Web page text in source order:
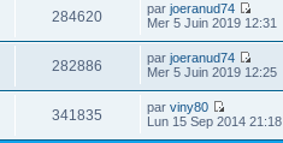
284620 parjoeranud74
Mer 5 Juin 2019 12:31
282886 parjoeranud74
Mer 5 Juin 2019 12:25
341835 parviny80
Lun 15 Sep 2014 21:18